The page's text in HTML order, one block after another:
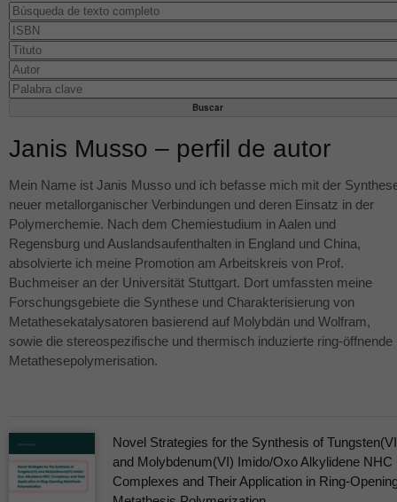
Janis Musso – perfil de autor
Mein Name ist Janis Musso und ich befasse mich mit der
neuer metallorganischer Verbindungen und deren Einsatz in der
Polymerchemie. Nach dem Chemiestudium in Aalen und
Regensburg und Auslandsaufenthalten in England und China,
absolvierte ich meine Promotion am Arbeitskreis von Prof.
Buchmeiser an der Universität Stuttgart. Dort umfassten meine
Forschungsgebiete die Synthese und Charakterisierung von
Metathesekatalysatoren basierend auf Molybdän und Wolfram,
sowie die stereospezifische und thermisch induzierte ring-öffnende
Metathesepolymerisation.
Novel Strategies for the Synthesis of
and Molybdenum(VI) Imido/Oxo Alkylidene NHC
Complexes and Their Application in Ring-